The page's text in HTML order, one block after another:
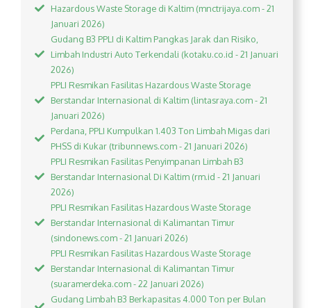
Hazardous Waste Storage di Kaltim (mnctrijaya.com - 21
Januari 2026)
Gudang B3 PPLI di Kaltim Pangkas Jarak dan Risiko,
Limbah Industri Auto Terkendali (kotaku.co.id - 21 Januari
2026)
PPLI Resmikan Fasilitas Hazardous Waste Storage
Berstandar Internasional di Kaltim (lintasraya.com - 21
Januari 2026)
Perdana, PPLI Kumpulkan 1.403 Ton Limbah Migas dari
PHSS di Kukar (tribunnews.com - 21 Januari 2026)
PPLI Resmikan Fasilitas Penyimpanan Limbah B3
Berstandar Internasional Di Kaltim (rm.id - 21 Januari
2026)
PPLI Resmikan Fasilitas Hazardous Waste Storage
Berstandar Internasional di Kalimantan Timur
(sindonews.com - 21 Januari 2026)
PPLI Resmikan Fasilitas Hazardous Waste Storage
Berstandar Internasional di Kalimantan Timur
(suaramerdeka.com - 22 Januari 2026)
Gudang Limbah B3 Berkapasitas 4.000 Ton per Bulan